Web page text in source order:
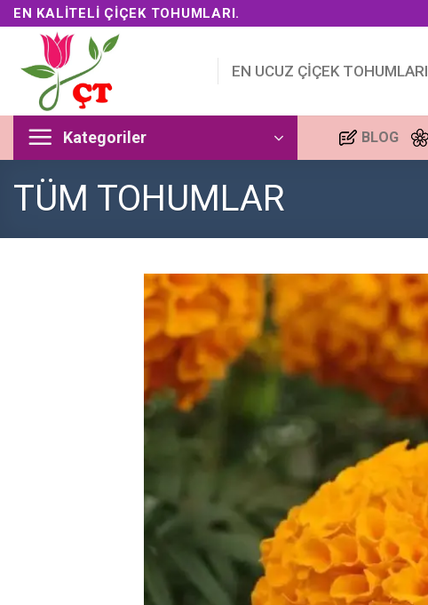
Skip
content
EN KALITELI ÇIÇEK TOHUMLARI.
EN UCUZ ÇİÇEK TOHUMLARI
Kategoriler BLOG
TÜM TOHUMLAR